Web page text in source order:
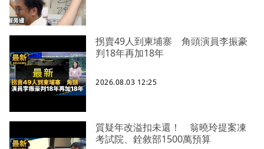
拐賣49人到柬埔寨 角頭演員李振豪
判18年再加18年
2026.08.03 12:25
質疑年改溢扣未還！ 翁曉玲提案凍
考試院、銓敘部1500萬預算